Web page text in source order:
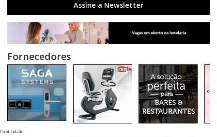
Assine a Newsletter
Fornecedores
Publicidade